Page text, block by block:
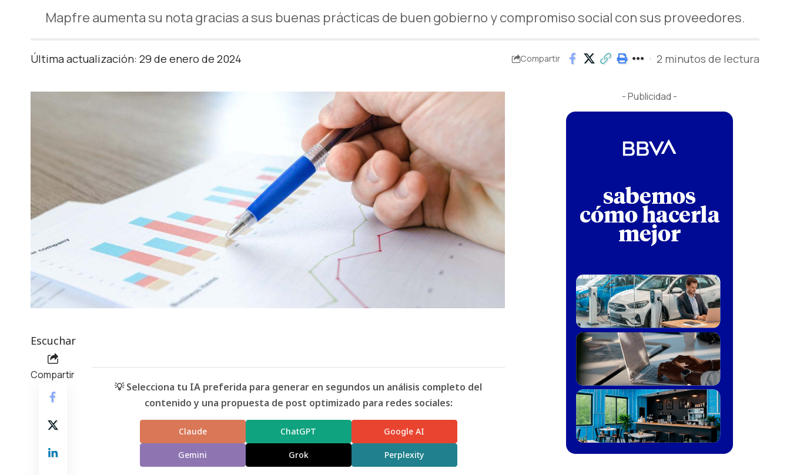
Mapfre aumenta su nota gracias a sus buenas prácticas de buen gobierno y compromiso social con sus proveedores.
Última actualización: 29 de enero de 2024 Compartir 2 minutos de lectura
Escuchar
Compartir
💡 Selecciona tu IA preferida para generar en segundos un análisis completo del
contenido y una propuesta de post optimizado para redes sociales:
Claude ChatGPT Google AI
Gemini Grok Perplexity
- Publicidad -